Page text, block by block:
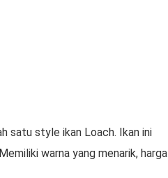
satu style ikan Loach. Ikan ini
warna yang menarik, harga